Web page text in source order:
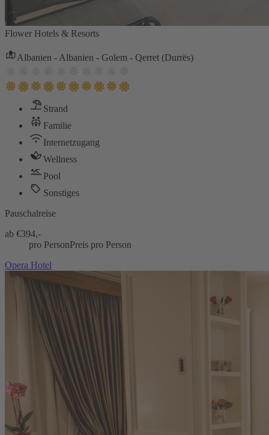
Flower Hotels & Resorts
Albanien - Albanien - Golem - Qerret (Durrës)
Strand
Familie
Internetzugang
Wellness
Pool
Sonstiges
Pauschalreise
ab €394,-
pro PersonPreis pro Person
Opera Hotel